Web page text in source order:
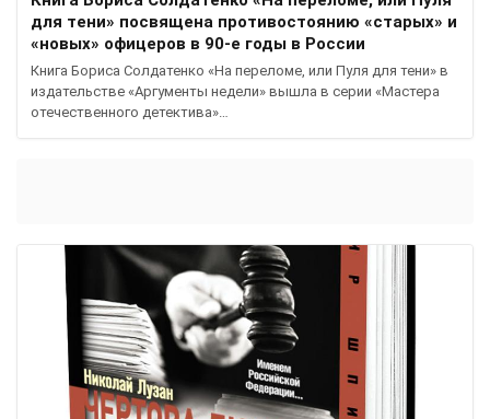
для тени» посвящена противостоянию «старых» и
«новых» офицеров в 90-е годы в России
Книга Бориса Солдатенко «На переломе, или Пуля для тени» в
издательстве «Аргументы недели» вышла в серии «Мастера
отечественного детектива»…